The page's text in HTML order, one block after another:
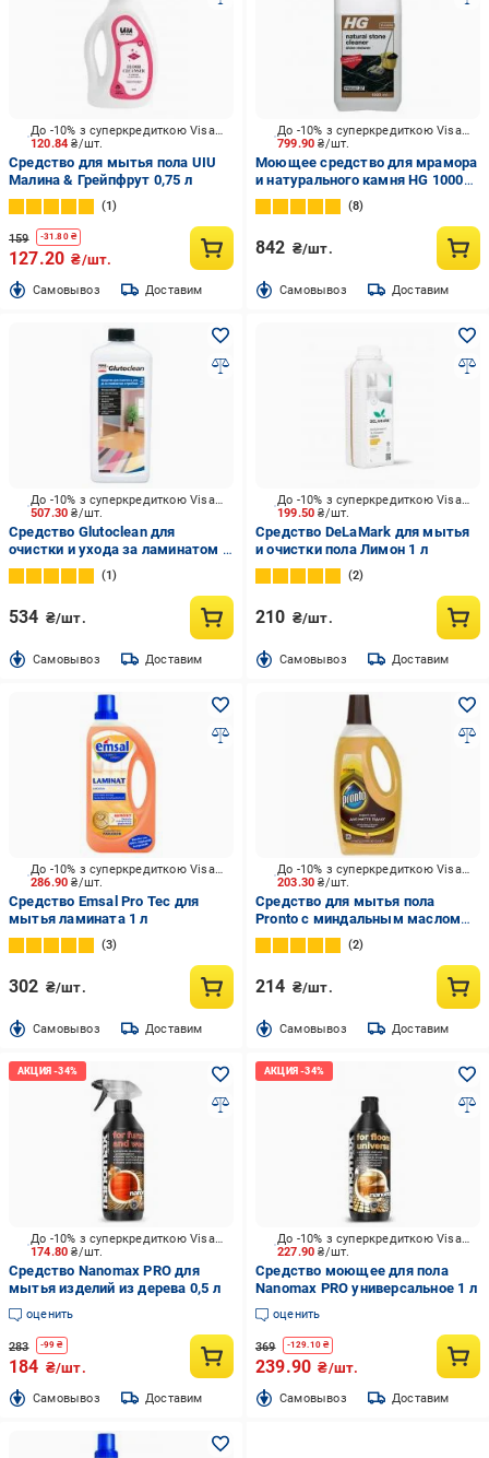
120.84₴/шт.
До -10% з суперкредиткою Visa Вигода
Средство для мытья пола UIU
Малина & Грейпфрут 0,75 л
1
159 -31.80₴
127.20 ₴/шт.
Cамовывоз Доставим
799.90₴/шт.
До -10% з суперкредиткою Visa Вигода
Моющее средство для мрамора
и натурального камня HG 1000
мл
8
842 ₴/шт.
Cамовывоз Доставим
507.30₴/шт.
До -10% з суперкредиткою Visa Вигода
Средство Glutoclean для
очистки и ухода за ламинатом и
пробкой 1 л
1
534 ₴/шт.
Cамовывоз Доставим
199.50₴/шт.
До -10% з суперкредиткою Visa Вигода
Средство DeLaMark для мытья
и очистки пола Лимон 1 л
2
210 ₴/шт.
Cамовывоз Доставим
286.90₴/шт.
До -10% з суперкредиткою Visa Вигода
Средство Emsal Pro Tec для
мытья ламината 1 л
3
302 ₴/шт.
Cамовывоз Доставим
203.30₴/шт.
До -10% з суперкредиткою Visa Вигода
Средство для мытья пола
Pronto с миндальным маслом
0,75 л
2
214 ₴/шт.
Cамовывоз Доставим
174.80₴/шт.
До -10% з суперкредиткою Visa Вигода
Средство Nanomax PRO для
мытья изделий из дерева 0,5 л
оценить
283 -99 ₴
184 ₴/шт.
Cамовывоз Доставим
227.90₴/шт.
До -10% з суперкредиткою Visa Вигода
Средство моющее для пола
Nanomax PRO универсальное 1 л
оценить
369 -129.10₴
239.90 ₴/шт.
Cамовывоз Доставим